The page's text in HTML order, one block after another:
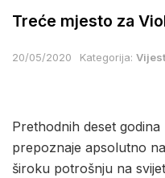
Treće mjesto za
20/05/2020 Kategorija:
Prethodnih deset godina
prepoznaje apsolutno
široku potrošnju na